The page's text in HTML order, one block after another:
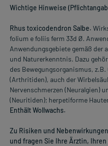
Wichtige Hinweise
Rhus toxicodendron Salbe.
folium e foliis ferm 33d Ø.
Anwendungsgebiete gemäß
und Naturerkenntnis. Dazu
des Bewegungsorganismus,
(Arthritiden), auch der
Nervenschmerzen (Neuralgien)
(Neuritiden); herpetiforme
Enthält Wollwachs.
Zu Risiken und
und fragen Sie Ihre Ärztin,